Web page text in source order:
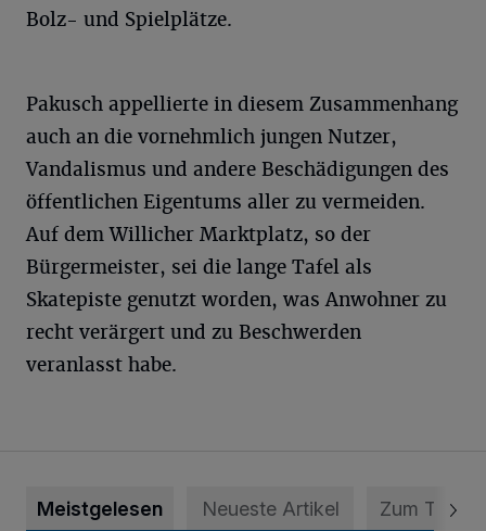
Bolz- und Spielplätze.
Pakusch appellierte in diesem Zusammenhang
auch an die vornehmlich jungen Nutzer,
Vandalismus und andere Beschädigungen des
öffentlichen Eigentums aller zu vermeiden.
Auf dem Willicher Marktplatz, so der
Bürgermeister, sei die lange Tafel als
Skatepiste genutzt worden, was Anwohner zu
recht verärgert und zu Beschwerden
veranlasst habe.
Meistgelesen Neueste Artikel Zum Thema